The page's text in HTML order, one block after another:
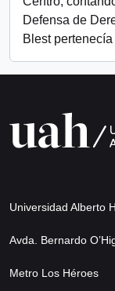
Defensa de
Blest pertenecía
Universidad Alberto
Avda. Bernardo
Metro Los Héroes